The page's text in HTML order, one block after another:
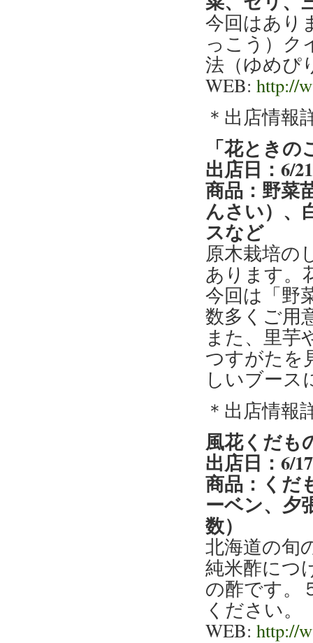
今回はあり
っこう）ク
法（ゆめぴ
WEB: http://
＊出店情報
「花とき
出店日：6/
商品：野菜
んさい）、
スなど
原木栽培の
あります。
今回は「野
数多くご用
また、里芋
つすがたを
しいブース
＊出店情報
風花くだも
出店日：6/
商品：くだ
ーベン、夕
数）
北海道の旬
純米酢につ
の酢です。
ください。
WEB: http://